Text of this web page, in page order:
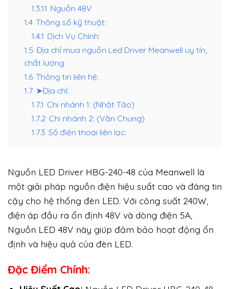
1.3.11 Nguồn 48V
1.4 Thông số kỹ thuật:
1.4.1 Dịch Vụ Chính:
1.5 Địa chỉ mua nguồn Led Driver Meanwell uy tín,
chất lượng
1.6 Thông tin liên hệ:
1.7 ➤Địa chỉ:
1.7.1 Chi nhánh 1: (Nhật Tảo)
1.7.2 Chi nhánh 2: (Văn Chung)
1.7.3 Số điện thoại liên lạc:
Nguồn LED Driver HBG-240-48 của Meanwell là
một giải pháp nguồn điện hiệu suất cao và đáng tin
cậy cho hệ thống đèn LED. Với công suất 240W,
điện áp đầu ra ổn định 48V và dòng điện 5A,
Nguồn LED 48V này giúp đảm bảo hoạt động ổn
định và hiệu quả của đèn LED.
Đặc Điểm Chính: